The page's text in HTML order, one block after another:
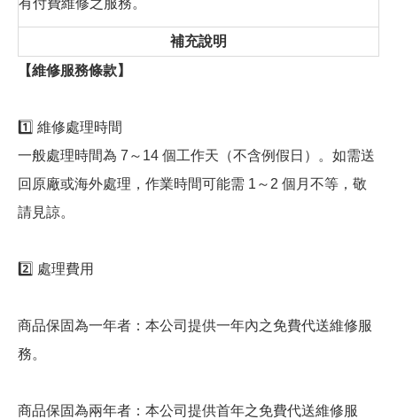
補充說明
【維修服務條款】
1️⃣ 維修處理時間
一般處理時間為 7～14 個工作天（不含例假日）。如需送
回原廠或海外處理，作業時間可能需 1～2 個月不等，敬
請見諒。
2️⃣ 處理費用
商品保固為一年者：本公司提供一年內之免費代送維修服
務。
商品保固為兩年者：本公司提供首年之免費代送維修服